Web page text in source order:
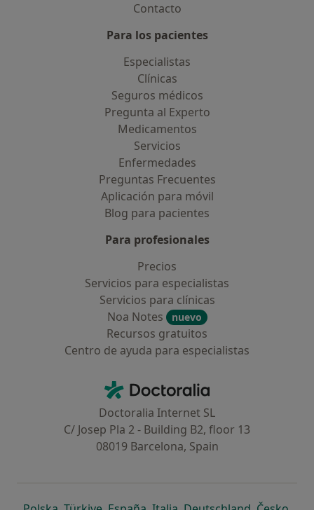
Contacto
Para los pacientes
Especialistas
Clínicas
Seguros médicos
Pregunta al Experto
Medicamentos
Servicios
Enfermedades
Preguntas Frecuentes
Aplicación para móvil
Blog para pacientes
Para profesionales
Precios
Servicios para especialistas
Servicios para clínicas
Noa Notes
nuevo
Recursos gratuitos
Centro de ayuda para especialistas
Doctoralia - Página de inicio
Doctoralia Internet SL
C/ Josep Pla 2 - Building B2, floor 13
08019 Barcelona, Spain